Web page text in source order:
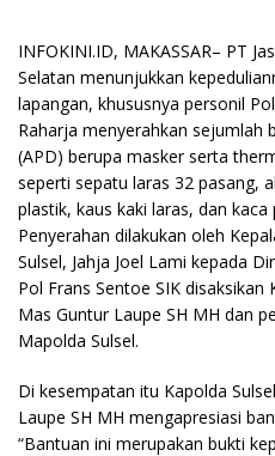
INFOKINI.ID, MAKASSAR– PT
Selatan menunjukkan
lapangan, khususnya personil
Raharja menyerahkan sejumlah
(APD) berupa masker serta
seperti sepatu laras 32 pasang,
plastik, kaus kaki laras, dan
Penyerahan dilakukan oleh
Sulsel, Jahja Joel Lami kepada
Pol Frans Sentoe SIK disaksikan
Mas Guntur Laupe SH MH dan
Mapolda Sulsel.
Di kesempatan itu Kapolda
Laupe SH MH mengapresiasi
“Bantuan ini merupakan bukti